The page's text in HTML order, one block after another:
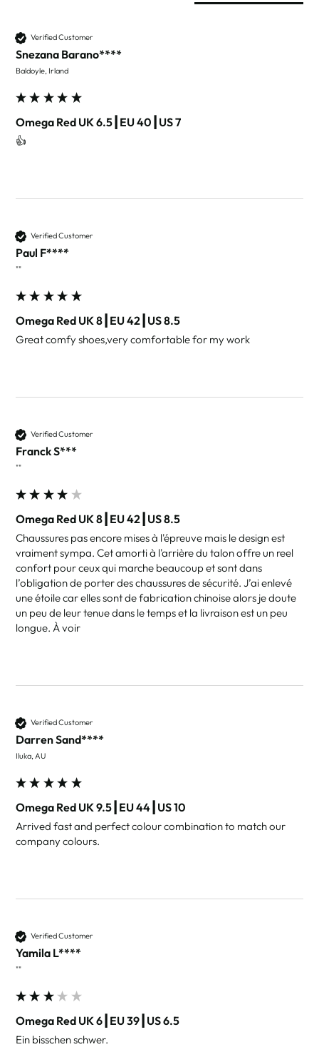
Verified Customer
Snezana Barano****
Baldoyle, Irland
Omega Red UK 6.5┃EU 40┃US 7
👍
Verified Customer
Paul F****
""
Omega Red UK 8┃EU 42┃US 8.5
Great comfy shoes,very comfortable for my work
Verified Customer
Franck S***
""
Omega Red UK 8┃EU 42┃US 8.5
Chaussures pas encore mises à l'épreuve mais le design est
vraiment sympa. Cet amorti à l'arrière du talon offre un reel
confort pour ceux qui marche beaucoup et sont dans
l’obligation de porter des chaussures de sécurité. J’ai enlevé
une étoile car elles sont de fabrication chinoise alors je doute
un peu de leur tenue dans le temps et la livraison est un peu
longue. À voir
Verified Customer
Darren Sand****
Iluka, AU
Omega Red UK 9.5┃EU 44┃US 10
Arrived fast and perfect colour combination to match our
company colours.
Verified Customer
Yamila L****
""
Omega Red UK 6┃EU 39┃US 6.5
Ein bisschen schwer.